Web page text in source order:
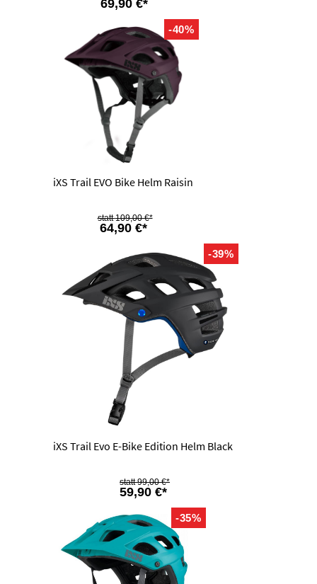
69,90 €*
-40%
iXS Trail EVO Bike Helm Raisin
64,90 €*
109,00 €*
-39%
iXS Trail Evo E-Bike Edition Helm Black
59,90 €*
99,00 €*
-35%